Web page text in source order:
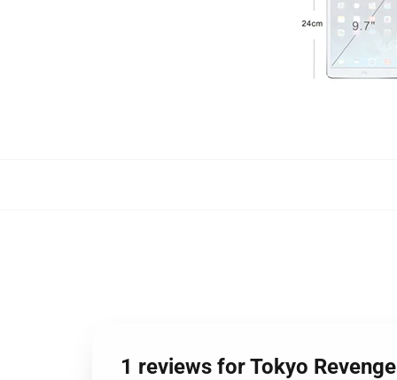
1 reviews for Tokyo